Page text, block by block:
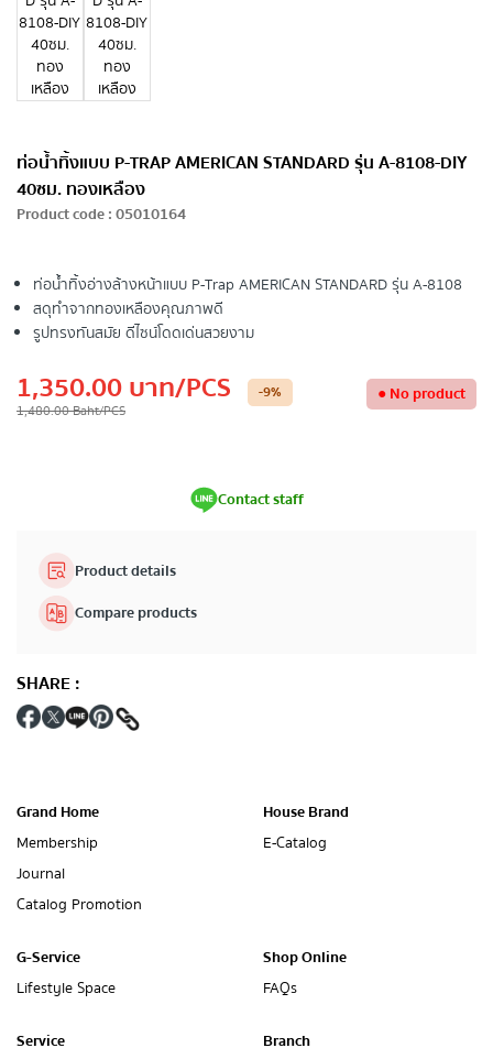
ท่อน้ำทิ้งแบบ P-TRAP AMERICAN STANDARD รุ่น A-8108-DIY
40ซม. ทองเหลือง
Product code:05010164
ท่อน้ำทิ้งอ่างล้างหน้าแบบ P-Trap AMERICAN STANDARD รุ่น A-8108
สดุทำจากทองเหลืองคุณภาพดี
รูปทรงทันสมัย ดีไซน์โดดเด่นสวยงาม
1,350.00บาท/PCS
1,480.00Baht/PCS
-9% ●No product
Contact staff
Product details
Compare products
SHARE:
Grand Home
Membership
Journal
Catalog Promotion
House Brand
E-Catalog
G-Service
Lifestyle Space
Shop Online
FAQs
Service
Branch